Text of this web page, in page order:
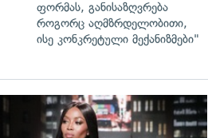
ფორმას, განისაზღვრება
როგორც აღმზრდელობითი,
ისე კონკრეტული მექანიზმები"